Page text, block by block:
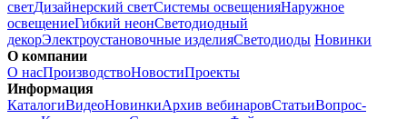
светДизайнерский светСистемы освещенияНаружное
освещениеГибкий неонСветодиодный
декорЭлектроустановочные изделияСветодиоды Новинки
О компании
О насПроизводствоНовостиПроекты
Информация
КаталогиВидеоНовинкиАрхив вебинаровСтатьиВопрос-